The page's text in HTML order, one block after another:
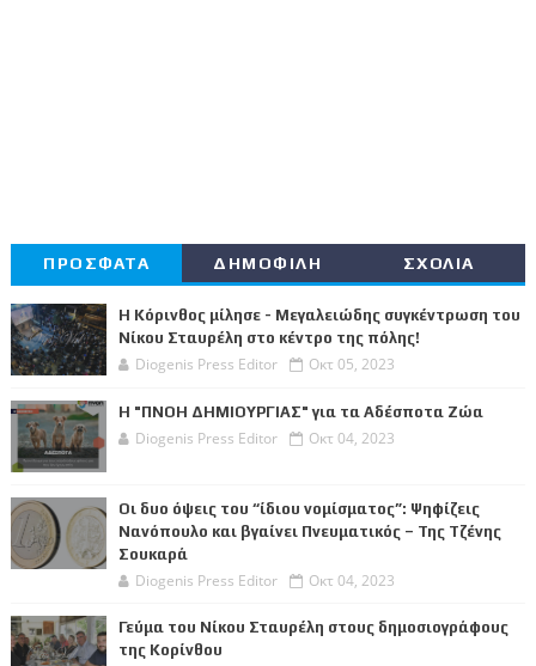
ΠΡΟΣΦΑΤΑ ΔΗΜΟΦΙΛΗ ΣΧΟΛΙΑ
Η Κόρινθος μίλησε - Μεγαλειώδης συγκέντρωση του
Νίκου Σταυρέλη στο κέντρο της πόλης!
Diogenis Press Editor Οκτ 05, 2023
Η "ΠΝΟΗ ΔΗΜΙΟΥΡΓΙΑΣ" για τα Αδέσποτα Ζώα
Diogenis Press Editor Οκτ 04, 2023
Οι δυο όψεις του “ίδιου νομίσματος”: Ψηφίζεις
Νανόπουλο και βγαίνει Πνευματικός – Της Τζένης
Σουκαρά
Diogenis Press Editor Οκτ 04, 2023
Γεύμα του Νίκου Σταυρέλη στους δημοσιογράφους
της Κορίνθου